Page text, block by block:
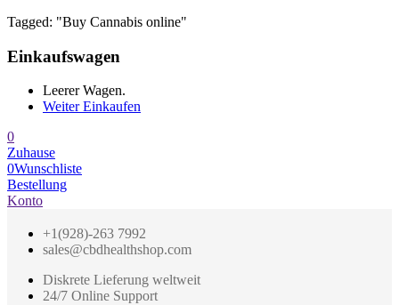
Tagged: "Buy Cannabis online"
Einkaufswagen
Leerer Wagen.
Weiter Einkaufen
0
Zuhause
0Wunschliste
Bestellung
Konto
+1(928)-263 7992
sales@cbdhealthshop.com
Diskrete Lieferung weltweit
24/7 Online Support